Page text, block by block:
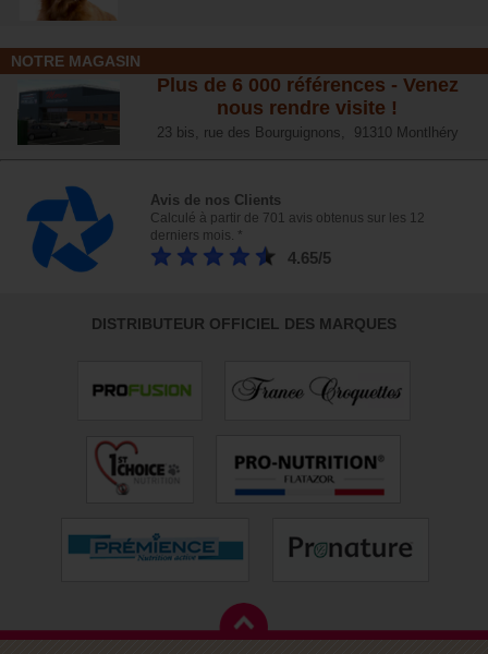
NOTRE MAGASIN
Plus de 6 000 références - Venez
nous rendre visite !
23 bis, rue des Bourguignons, 91310 Montlhéry
Avis de nos Clients
Calculé à partir de 701 avis obtenus sur les 12
derniers mois. *
4.65/5
DISTRIBUTEUR OFFICIEL DES MARQUES